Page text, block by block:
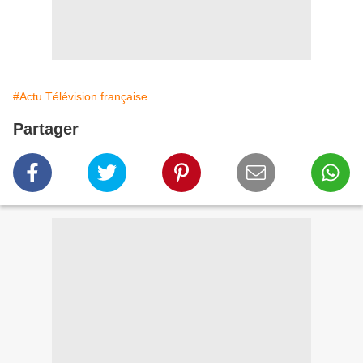
#Actu Télévision française
Partager